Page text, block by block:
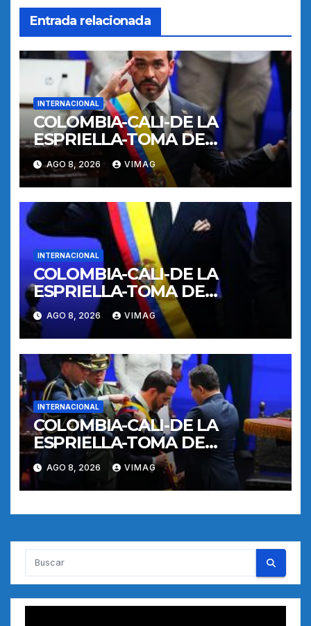
Entrada relacionada
INTERNACIONAL
COLOMBIA-CALI-DE LA
ESPRIELLA-TOMA DE
POSESION
AGO 8, 2026 VIMAG
INTERNACIONAL
COLOMBIA-CALI-DE LA
ESPRIELLA-TOMA DE
POSESION
AGO 8, 2026 VIMAG
INTERNACIONAL
COLOMBIA-CALI-DE LA
ESPRIELLA-TOMA DE
POSESION
AGO 8, 2026 VIMAG